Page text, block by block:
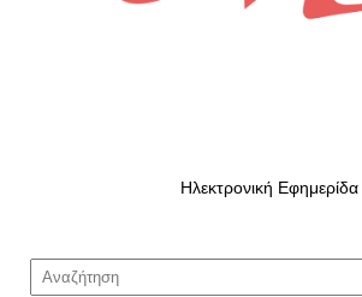
Ηλεκτρονική Εφημερίδα